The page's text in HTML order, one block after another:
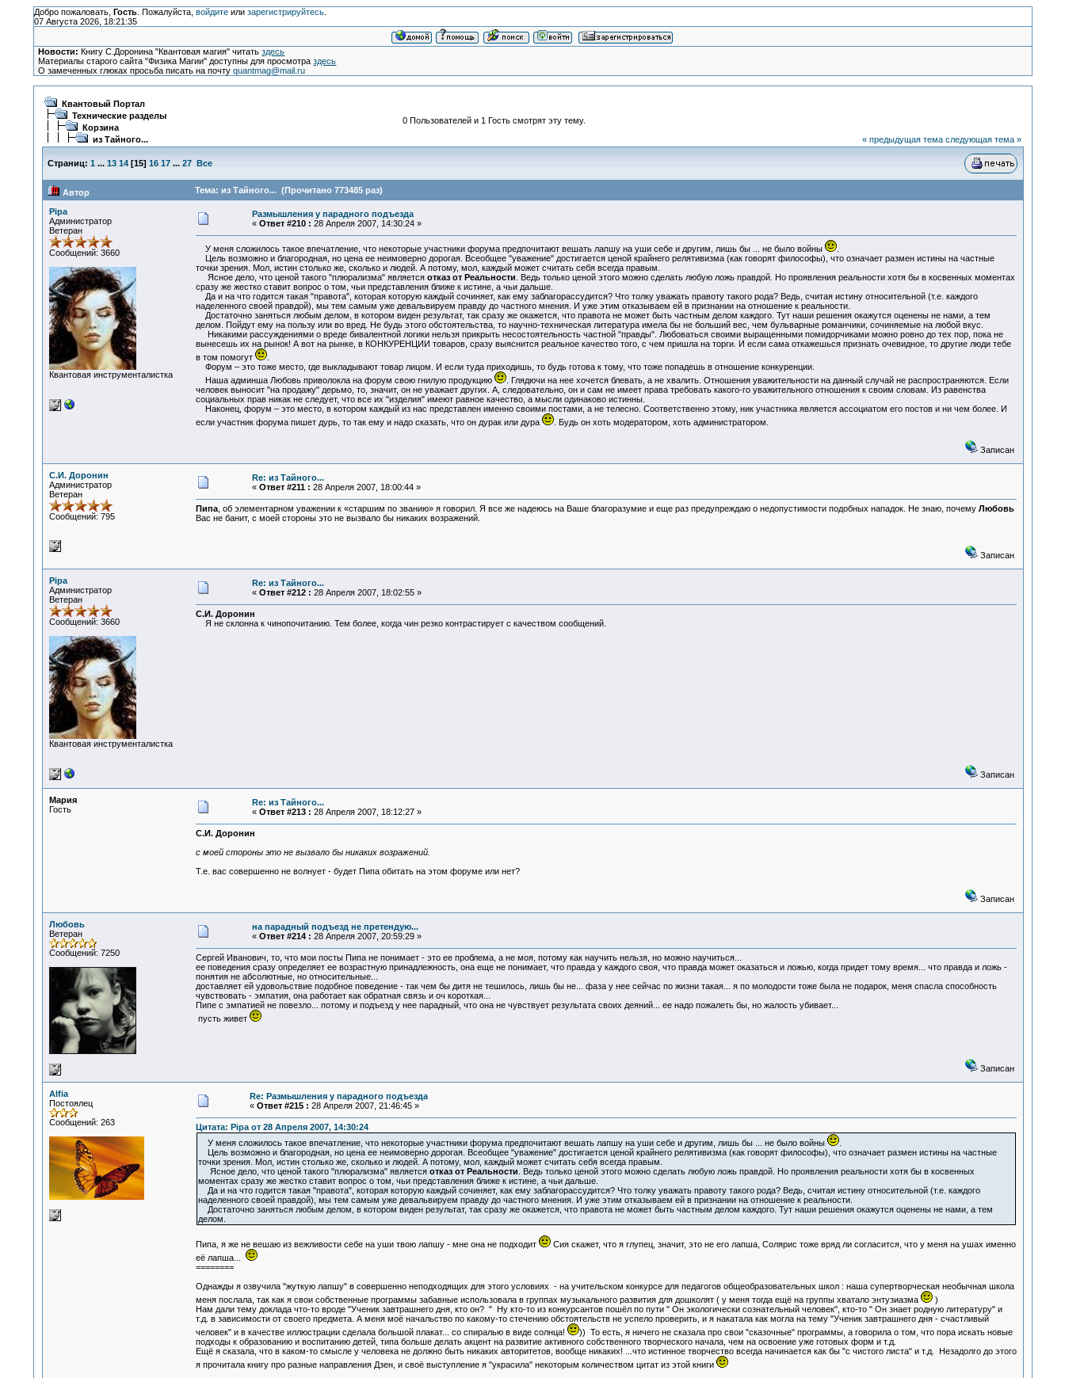
Добро пожаловать, Гость. Пожалуйста, войдитеили зарегистрируйтесь.
07 Августа 2026, 18:21:35
Новости: Книгу С.Доронина "Квантовая магия" читатьздесь
Материалы старого сайта "Физика Магии" доступны для просмотраздесь
О замеченных глюках просьба писать на почтуquantmag@mail.ru
Квантовый Портал
Технические разделы
Корзина
из Тайного...
0 Пользователей и 1 Гость смотрят эту тему.
« предыдущая тема следующая тема »
Страниц: 1 ... 13 14[15] 16 17 ... 27 Все
Автор Тема: из Тайного... (Прочитано 773485 раз)
Pipa
Администратор
Ветеран
Сообщений: 3660
Квантовая инструменталистка
Размышления у парадного подъезда
« Ответ #210 : 28 Апреля 2007, 14:30:24 »
У меня сложилось такое впечатление, что некоторые участники форума предпочитают вешать лапшу на уши себе и другим, лишь бы ... не было войны
.
Цель возможно и благородная, но цена ее неимоверно дорогая. Всеобщее "уважение" достигается ценой крайнего релятивизма (как говорят философы), что означает размен истины на частные
точки зрения. Мол, истин столько же, сколько и людей. А потому, мол, каждый может считать себя всегда правым.
Ясное дело, что ценой такого "плюрализма" является отказ от Реальности . Ведь только ценой этого можно сделать любую ложь правдой. Но проявления реальности хотя бы в косвенных моментах
сразу же жестко ставит вопрос о том, чьи представления ближе к истине, а чьи дальше.
Да и на что годится такая "правота", которая которую каждый сочиняет, как ему заблагорассудится? Что толку уважать правоту такого рода? Ведь, считая истину относительной (т.е. каждого
наделенного своей правдой), мы тем самым уже девальвируем правду до частного мнения. И уже этим отказываем ей в признании на отношение к реальности.
Достаточно заняться любым делом, в котором виден результат, так сразу же окажется, что правота не может быть частным делом каждого. Тут наши решения окажутся оценены не нами, а тем
делом. Пойдут ему на пользу или во вред. Не будь этого обстоятельства, то научно-техническая литература имела бы не больший вес, чем бульварные романчики, сочиняемые на любой вкус.
Никакими рассуждениями о вреде бивалентной логики нельзя прикрыть несостоятельность частной "правды". Любоваться своими выращенными помидорчиками можно ровно до тех пор, пока не
вынесешь их на рынок! А вот на рынке, в КОНКУРЕНЦИИ товаров, сразу выяснится реальное качество того, с чем пришла на торги. И если сама откажешься признать очевидное, то другие люди тебе
в том помогут
.
Форум – это тоже место, где выкладывают товар лицом. И если туда приходишь, то будь готова к тому, что тоже попадешь в отношение конкуренции.
Наша админша Любовь приволокла на форум свою гнилую продукцию
. Глядючи на нее хочется блевать, а не хвалить. Отношения уважительности на данный случай не распространяются. Если
человек выносит "на продажу" дерьмо, то, значит, он не уважает других. А, следовательно, он и сам не имеет права требовать какого-го уважительного отношения к своим словам. Из равенства
социальных прав никак не следует, что все их "изделия" имеют равное качество, а мысли одинаково истинны.
Наконец, форум – это место, в котором каждый из нас представлен именно своими постами, а не телесно. Соответственно этому, ник участника является ассоциатом его постов и ни чем более. И
если участник форума пишет дурь, то так ему и надо сказать, что он дурак или дура
. Будь он хоть модератором, хоть администратором.
Записан
С.И. Доронин
Администратор
Ветеран
Сообщений: 795
Re: из Тайного...
« Ответ #211 : 28 Апреля 2007, 18:00:44 »
Пипа, об элементарном уважении к «старшим по званию» я говорил. Я все же надеюсь на Ваше благоразумие и еще раз предупреждаю о недопустимости подобных нападок. Не знаю, почему Любовь
Вас не банит, с моей стороны это не вызвало бы никаких возражений.
Записан
Pipa
Администратор
Ветеран
Сообщений: 3660
Квантовая инструменталистка
Re: из Тайного...
« Ответ #212 : 28 Апреля 2007, 18:02:55 »
С.И. Доронин
Я не склонна к чинопочитанию. Тем более, когда чин резко контрастирует с качеством сообщений.
Записан
Мария
Гость
Re: из Тайного...
« Ответ #213 : 28 Апреля 2007, 18:12:27 »
С.И. Доронин
с моей стороны это не вызвало бы никаких возражений.
Т.е. вас совершенно не волнует - будет Пипа обитать на этом форуме или нет?
Записан
Любовь
Ветеран
Сообщений: 7250
на парадный подъезд не претендую...
« Ответ #214 : 28 Апреля 2007, 20:59:29 »
Сергей Иванович, то, что мои посты Пипа не понимает - это ее проблема, а не моя, потому как научить нельзя, но можно научиться...
ее поведения сразу определяет ее возрастную принадлежность, она еще не понимает, что правда у каждого своя, что правда может оказаться и ложью, когда придет тому время... что правда и ложь -
понятия не абсолютные, но относительные...
доставляет ей удовольствие подобное поведение - так чем бы дитя не тешилось, лишь бы не... фаза у нее сейчас по жизни такая... я по молодости тоже была не подарок, меня спасла способность
чувствовать - эмпатия, она работает как обратная связь и оч короткая...
Пипе с эмпатией не повезло... потому и подъезд у нее парадный, что она не чувствует результата своих деяний... ее надо пожалеть бы, но жалость убивает...
пусть живет
Записан
Alfia
Постоялец
Сообщений: 263
Re: Размышления у парадного подъезда
« Ответ #215 : 28 Апреля 2007, 21:46:45 »
Цитата: Pipa от 28 Апреля 2007, 14:30:24
У меня сложилось такое впечатление, что некоторые участники форума предпочитают вешать лапшу на уши себе и другим, лишь бы ... не было войны
.
Цель возможно и благородная, но цена ее неимоверно дорогая. Всеобщее "уважение" достигается ценой крайнего релятивизма (как говорят философы), что означает размен истины на частные
точки зрения. Мол, истин столько же, сколько и людей. А потому, мол, каждый может считать себя всегда правым.
Ясное дело, что ценой такого "плюрализма" является отказ от Реальности . Ведь только ценой этого можно сделать любую ложь правдой. Но проявления реальности хотя бы в косвенных
моментах сразу же жестко ставит вопрос о том, чьи представления ближе к истине, а чьи дальше.
Да и на что годится такая "правота", которая которую каждый сочиняет, как ему заблагорассудится? Что толку уважать правоту такого рода? Ведь, считая истину относительной (т.е. каждого
наделенного своей правдой), мы тем самым уже девальвируем правду до частного мнения. И уже этим отказываем ей в признании на отношение к реальности.
Достаточно заняться любым делом, в котором виден результат, так сразу же окажется, что правота не может быть частным делом каждого. Тут наши решения окажутся оценены не нами, а тем
делом.
Пипа, я же не вешаю из вежливости себе на уши твою лапшу - мне она не подходит
Сия скажет, что я глупец, значит, это не его лапша, Солярис тоже вряд ли согласится, что у меня на ушах именно
её лапша...
========
Однажды я озвучила "жуткую лапшу" в совершенно неподходящих для этого условиях - на учительском конкурсе для педагогов общеобразовательных школ : наша супертворческая необычная школа
меня послала, так как я свои собственные программы забавные использовала в группах музыкального развития для дошколят ( у меня тогда ещё на группы хватало энтузиазма
)
Нам дали тему доклада что-то вроде "Ученик завтрашнего дня, кто он? " Ну кто-то из конкурсантов пошёл по пути " Он экологически сознательный человек", кто-то " Он знает родную литературу" и
т.д. в зависимости от своего предмета. А меня моё начальство по какому-то стечению обстоятельств не успело проверить, и я накатала как могла на тему "Ученик завтрашнего дня - счастливый
человек" и в качестве иллюстрации сделала большой плакат... со спиралью в виде солнца!
)) То есть, я ничего не сказала про свои "сказочные" программы, а говорила о том, что пора искать новые
подходы к образованию и воспитанию детей, типа больше делать акцент на развитие активного собственного творческого начала, чем на освоение уже готовых форм и т.д.
Ещё я сказала, что в каком-то смысле у человека не должно быть никаких авторитетов, вообще никаких! ...что истинное творчество всегда начинается как бы "с чистого листа" и т.д. Незадолго до этого
я прочитала книгу про разные направления Дзен, и своё выступление я "украсила" некоторым количеством цитат из этой книги